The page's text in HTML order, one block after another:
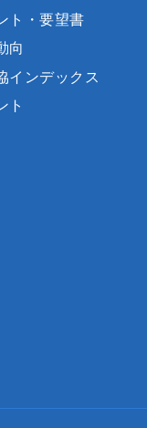
ト・要望書
向
インデックス
ト